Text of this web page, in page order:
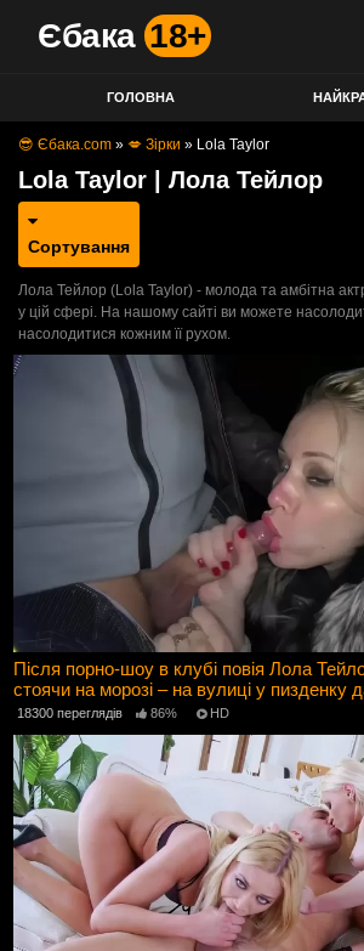
Єбака 18+
ГОЛОВНА
😎 Єбака.com » 💋 Зірки » Lola Taylor
Lola Taylor | Лола Тейлор
Сортування
Лола Тейлор (Lola Taylor) - молода та амбітна
у цій сфері. На нашому сайті ви можете
насолодитися кожним її рухом.
Після порно-шоу в клубі повія Лола
стоячи на морозі – на вулиці у пизденку
18300 переглядів 86% HD